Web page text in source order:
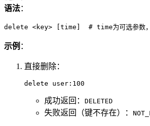
语法：
delete <key> [time]  # time为可选参数，
示例 ：
直接删除：
delete user:100
成功返回： DELETED
失败返回（键不存在）：